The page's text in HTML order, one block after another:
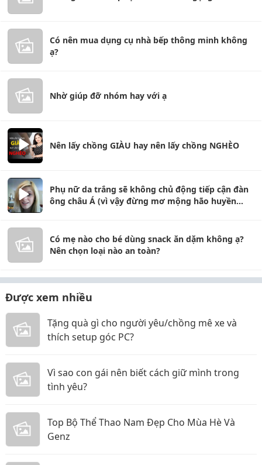
Có nên mua dụng cụ nhà bếp thông minh không
ạ?
Nhờ giúp đỡ nhóm hay với ạ
Nên lấy chồng GIÀU hay nên lấy chồng NGHÈO
Phụ nữ da trắng sẽ không chủ động tiếp cận đàn
ông châu Á (vì vậy đừng mơ mộng hão huyền
Có mẹ nào cho bé dùng snack ăn dặm không ạ?
Nên chọn loại nào an toàn?
Được xem nhiều
Tặng quà gì cho người yêu/chồng mê xe và
thích setup góc PC?
Vì sao con gái nên biết cách giữ mình trong
tình yêu?
Top Bộ Thể Thao Nam Đẹp Cho Mùa Hè Và
Genz